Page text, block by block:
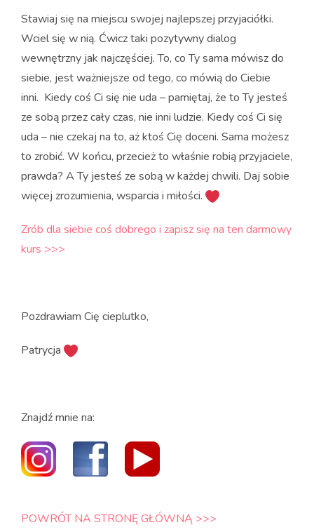
Stawiaj się na miejscu swojej najlepszej przyjaciółki.
Wciel się w nią. Ćwicz taki pozytywny dialog
wewnętrzny jak najczęściej. To, co Ty sama mówisz do
siebie, jest ważniejsze od tego, co mówią do Ciebie
inni. Kiedy coś Ci się nie uda – pamiętaj, że to Ty jesteś
ze sobą przez cały czas, nie inni ludzie. Kiedy coś Ci się
uda – nie czekaj na to, aż ktoś Cię doceni. Sama możesz
to zrobić. W końcu, przecież to właśnie robią przyjaciele,
prawda? A Ty jesteś ze sobą w każdej chwili. Daj sobie
więcej zrozumienia, wsparcia i miłości.
Zrób dla siebie coś dobrego i zapisz się na ten darmowy
kurs >>>
Pozdrawiam Cię cieplutko,
Patrycja
Znajdź mnie na:
POWRÓT NA STRONĘ GŁÓWNĄ >>>